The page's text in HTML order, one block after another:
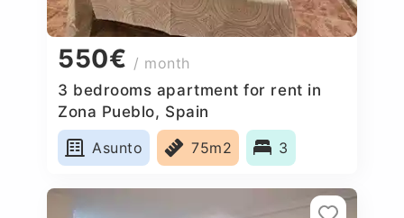
550€ / month
3 bedrooms apartment for rent in
Zona Pueblo, Spain
Asunto
75m2 3